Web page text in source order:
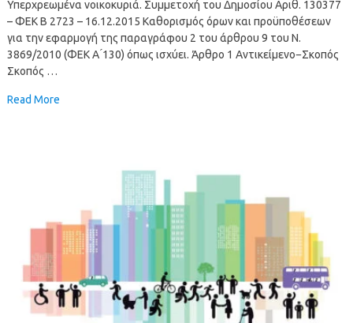
Υπερχρεωμένα νοικοκυριά. Συμμετοχή του Δημοσίου Αριθ. 130377
– ΦΕΚ B 2723 – 16.12.2015 Καθορισμός όρων και προϋποθέσεων
για την εφαρμογή της παραγράφου 2 του άρθρου 9 του Ν.
3869/2010 (ΦΕΚ Α ́130) όπως ισχύει. Άρθρο 1 Αντικείμενο−Σκοπός
Σκοπός …
Read More